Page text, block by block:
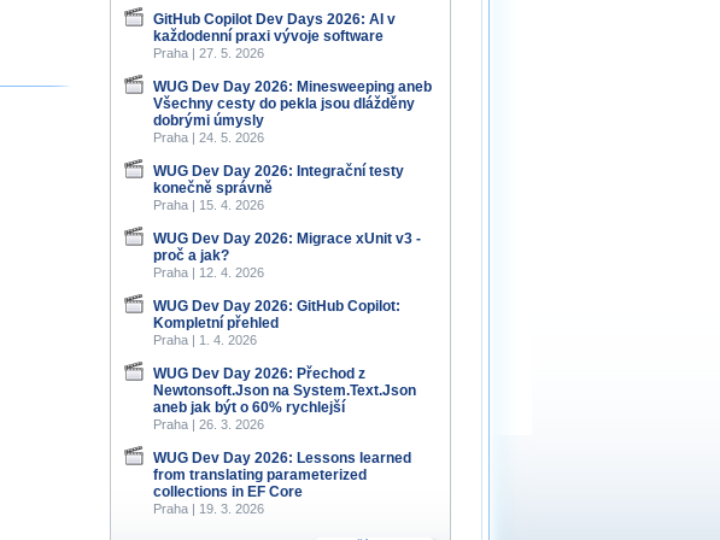
GitHub Copilot Dev Days 2026: AI v
každodenní praxi vývoje software
Praha | 27. 5. 2026
WUG Dev Day 2026: Minesweeping aneb
Všechny cesty do pekla jsou dlážděny
dobrými úmysly
Praha | 24. 5. 2026
WUG Dev Day 2026: Integrační testy
konečně správně
Praha | 15. 4. 2026
WUG Dev Day 2026: Migrace xUnit v3 -
proč a jak?
Praha | 12. 4. 2026
WUG Dev Day 2026: GitHub Copilot:
Kompletní přehled
Praha | 1. 4. 2026
WUG Dev Day 2026: Přechod z
Newtonsoft.Json na System.Text.Json
aneb jak být o 60% rychlejší
Praha | 26. 3. 2026
WUG Dev Day 2026: Lessons learned
from translating parameterized
collections in EF Core
Praha | 19. 3. 2026